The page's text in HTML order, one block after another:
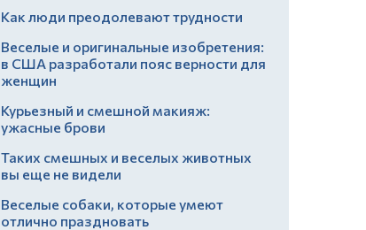
Как люди преодолевают трудности
Веселые и оригинальные изобретения:
в США разработали пояс верности для
женщин
Курьезный и смешной макияж:
ужасные брови
Таких смешных и веселых животных
вы еще не видели
Веселые собаки, которые умеют
отлично праздновать